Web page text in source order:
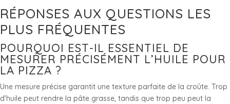
RÉPONSES AUX QUESTIONS LES
PLUS FRÉQUENTES
POURQUOI EST-IL ESSENTIEL DE
MESURER PRÉCISÉMENT L’HUILE POUR
LA PIZZA ?
Une mesure précise garantit une texture parfaite de la croûte. Trop
d’huile peut rendre la pâte grasse, tandis que trop peu peut la